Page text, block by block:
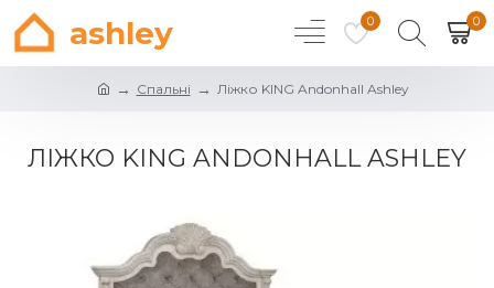
ashley 0 0
Спальні Ліжко KING Andonhall Ashley
ЛІЖКО KING ANDONHALL ASHLEY